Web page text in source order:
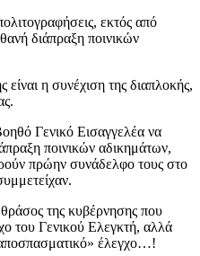
εκτός από
διάπραξη ποινικών
η συνέχιση της διαπλοκής,
Γενικό Εισαγγελέα να
ποινικών αδικημάτων,
πρώην συνάδελφο τους στο
της κυβέρνησης που
του Γενικού Ελεγκτή, αλλά
έλεγχο…!